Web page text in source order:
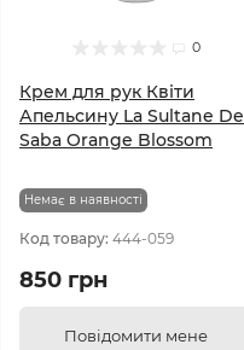
0
Крем для рук Квіти
Апельсину La Sultane De
Saba Orange Blossom
Немає в наявності
Код товару: 444-059
850 грн
Повідомити мене